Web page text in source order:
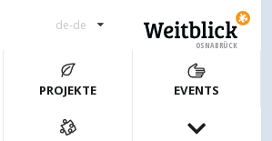
de-de
OSNABRÜCK
PROJEKTE EVENTS